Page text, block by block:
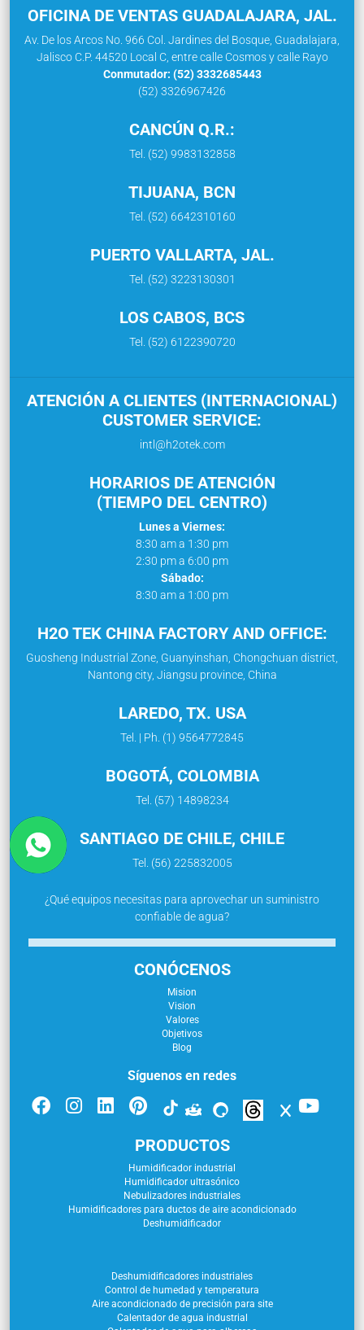
OFICINA DE VENTAS GUADALAJARA, JAL.
Av. De los Arcos No. 966 Col. Jardines del Bosque, Guadalajara,
Jalisco C.P. 44520 Local C, entre calle Cosmos y calle Rayo
Conmutador: (52) 3332685443
(52) 3326967426
CANCÚN Q.R.:
Tel. (52) 9983132858
TIJUANA, BCN
Tel. (52) 6642310160
PUERTO VALLARTA, JAL.
Tel. (52) 3223130301
LOS CABOS, BCS
Tel. (52) 6122390720
ATENCIÓN A CLIENTES (INTERNACIONAL)
CUSTOMER SERVICE:
intl@h2otek.com
HORARIOS DE ATENCIÓN
(TIEMPO DEL CENTRO)
Lunes a Viernes:
8:30 am a 1:30 pm
2:30 pm a 6:00 pm
Sábado:
8:30 am a 1:00 pm
H2O TEK CHINA FACTORY AND OFFICE:
Guosheng Industrial Zone, Guanyinshan, Chongchuan district,
Nantong city, Jiangsu province, China
LAREDO, TX. USA
Tel. | Ph. (1) 9564772845
BOGOTÁ, COLOMBIA
Tel. (57) 14898234
SANTIAGO DE CHILE, CHILE
Tel. (56) 225832005
¿Qué equipos necesitas para aprovechar un suministro
confiable de agua?
CONÓCENOS
Mision
Vision
Valores
Objetivos
Blog
Síguenos en redes
PRODUCTOS
Humidificador industrial
Humidificador ultrasónico
Nebulizadores industriales
Humidificadores para ductos de aire acondicionado
Deshumidificador
Deshumidificadores industriales
Control de humedad y temperatura
Aire acondicionado de precisión para site
Calentador de agua industrial